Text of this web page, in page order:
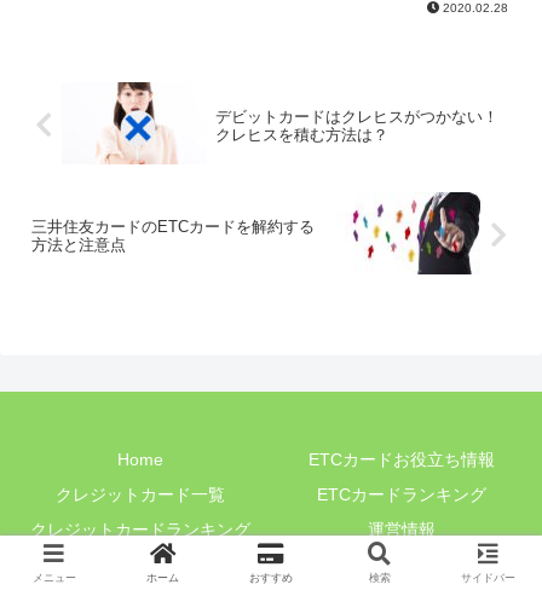
2020.02.28
デビットカードはクレヒスがつかない！
クレヒスを積む方法は？
三井住友カードのETCカードを解約する
方法と注意点
Home
ETCカードお役立ち情報
クレジットカード一覧
ETCカードランキング
クレジットカードランキング
運営情報
プライバシーポリシー
メニュー ホーム おすすめ 検索 サイドバー